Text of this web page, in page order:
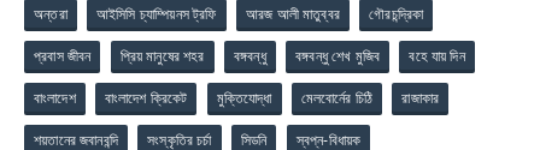
অন্তরা আইসিসি চ্যাম্পিয়নস ট্রফি আরজ আলী মাতুব্বর গৌরচন্দ্রিকা
প্রবাস জীবন প্রিয় মানুষের শহর বঙ্গবন্ধু বঙ্গবন্ধু শেখ মুজিব বহে যায় দিন
বাংলাদেশ বাংলাদেশ ক্রিকেট মুক্তিযোদ্ধা মেলবোর্নের চিঠি রাজাকার
শয়তানের জবানবন্দি সংস্কৃতির চর্চা সিডনি স্বপ্ন-বিধায়ক